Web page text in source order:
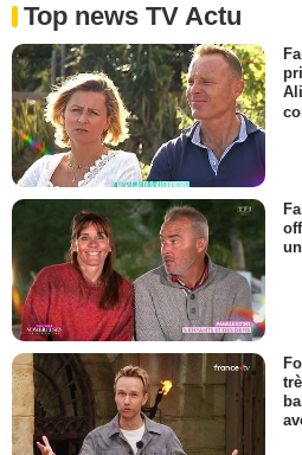
Top news TV Actu